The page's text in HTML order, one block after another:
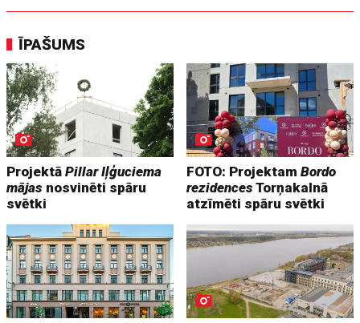
ĪPAŠUMS
ProjektāPillar Iļģuciema
mājas nosvinēti spāru
svētki
FOTO: ProjektamBordo
rezidencesTorņakalnā
atzīmēti spāru svētki